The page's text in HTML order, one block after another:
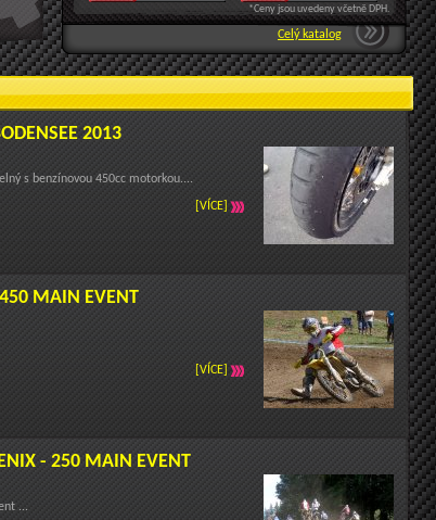
*Ceny jsou uvedeny včetně DPH.
Celý katalog
2013
s benzínovou 450cc motorkou....
[VÍCE]
MAIN EVENT
[VÍCE]
- 250 MAIN EVENT
...